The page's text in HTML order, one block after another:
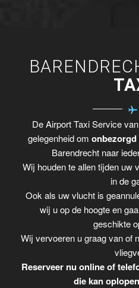
De Airport Taxi Service
gelegenheid om
Barendrecht naar
Wij houden te allen tijden uw
in de
Ook als uw vlucht is
wij u op de hoogte en
geschikte
Wij vervoeren u graag van of
Reserveer nu online of
die kan